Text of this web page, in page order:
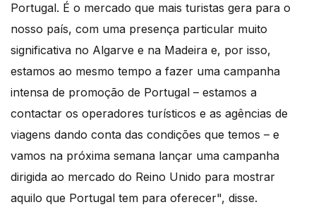
Portugal. É o mercado que mais turistas gera para o
nosso país, com uma presença particular muito
significativa no Algarve e na Madeira e, por isso,
estamos ao mesmo tempo a fazer uma campanha
intensa de promoção de Portugal – estamos a
contactar os operadores turísticos e as agências de
viagens dando conta das condições que temos – e
vamos na próxima semana lançar uma campanha
dirigida ao mercado do Reino Unido para mostrar
aquilo que Portugal tem para oferecer", disse.